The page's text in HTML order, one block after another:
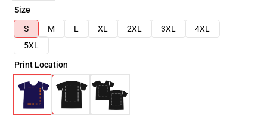
Size
S
M L XL 2XL 3XL
4XL
5XL
Print Location